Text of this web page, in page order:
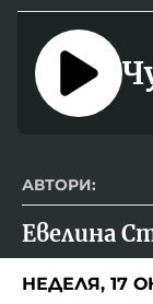
АВТОРИ:
Евелина
НЕДЕЛЯ, 17